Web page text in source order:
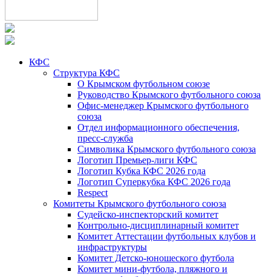
КФС
Структура КФС
О Крымском футбольном союзе
Руководство Крымского футбольного союза
Офис-менеджер Крымского футбольного
союза
Отдел информационного обеспечения,
пресс-служба
Символика Крымского футбольного союза
Логотип Премьер-лиги КФС
Логотип Кубка КФС 2026 года
Логотип Суперкубка КФС 2026 года
Respect
Комитеты Крымского футбольного союза
Судейско-инспекторский комитет
Контрольно-дисциплинарный комитет
Комитет Аттестации футбольных клубов и
инфраструктуры
Комитет Детско-юношеского футбола
Комитет мини-футбола, пляжного и